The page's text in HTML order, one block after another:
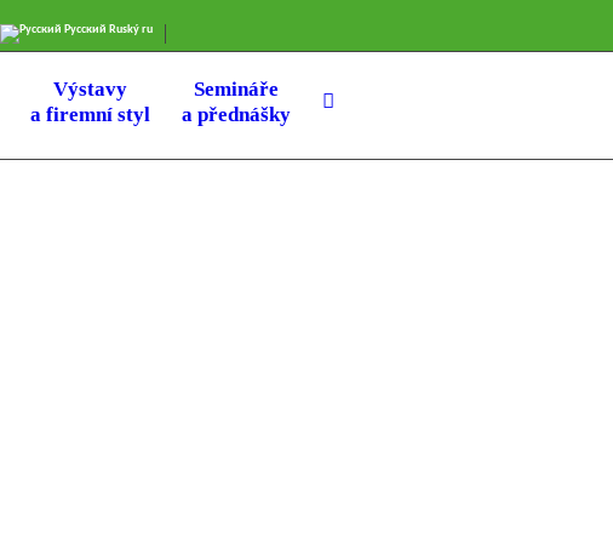
Русский Ruskýru
Výstavy
a firemní styl
Semináře
a přednášky